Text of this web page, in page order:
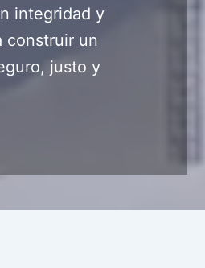
integridad y
construir un
justo y